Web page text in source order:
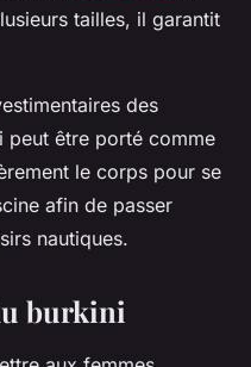
tailles, il garantit
des
peut être porté comme
le corps pour se
afin de passer
nautiques.
burkini